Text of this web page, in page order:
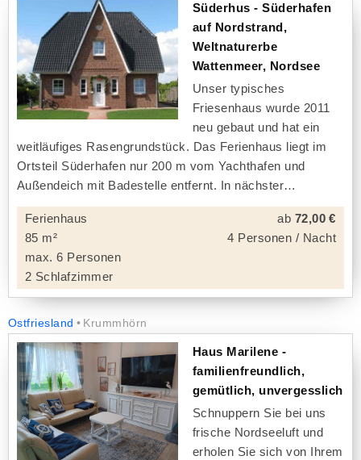
Süderhus - Süderhafen
auf Nordstrand,
Weltnaturerbe
Wattenmeer, Nordsee
Unser typisches
Friesenhaus wurde 2011
neu gebaut und hat ein
weitläufiges Rasengrundstück. Das Ferienhaus liegt im
Ortsteil Süderhafen nur 200 m vom Yachthafen und
Außendeich mit Badestelle entfernt. In nächster
Ferienhaus
85 m²
max. 6 Personen
2 Schlafzimmer
ab 72,00 €
4 Personen / Nacht
Ostfriesland Krummhörn
Haus Marilene -
familienfreundlich,
gemütlich, unvergesslich
Schnuppern Sie bei uns
frische Nordseeluft und
erholen Sie sich von Ihrem